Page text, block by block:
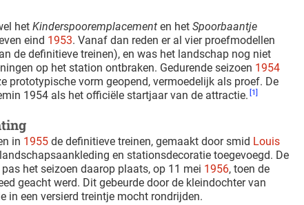
het Kinderspooremplacement en het Spoorbaantje
eind 1953. Vanaf dan reden er al vier proefmodellen
de definitieve treinen), en was het landschap nog niet
op het station ontbraken. Gedurende seizoen 1954
prototypische vorm geopend, vermoedelijk als proef. De
1954 als het officiële startjaar van de attractie. [1]
in 1955 de definitieve treinen, gemaakt door smid Louis
en stationsdecoratie toegevoegd. De
het seizoen daarop plaats, op 11 mei 1956, toen de
geacht werd. Dit gebeurde door de kleindochter van
in een versierd treintje mocht rondrijden.